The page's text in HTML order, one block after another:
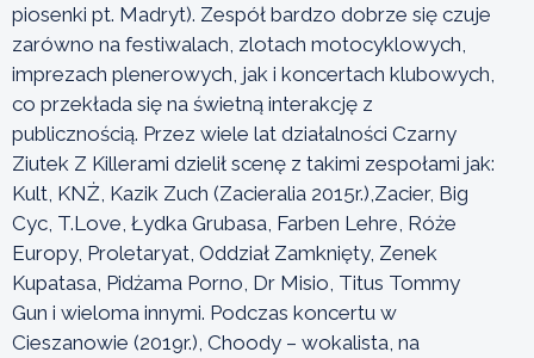
piosenki pt. Madryt). Zespół bardzo dobrze się czuje
zarówno na festiwalach, zlotach motocyklowych,
imprezach plenerowych, jak i koncertach klubowych,
co przekłada się na świetną interakcję z
publicznością. Przez wiele lat działalności Czarny
Ziutek Z Killerami dzielił scenę z takimi zespołami jak:
Kult, KNŻ, Kazik Zuch (Zacieralia 2015r.),Zacier, Big
Cyc, T.Love, Łydka Grubasa, Farben Lehre, Róże
Europy, Proletaryat, Oddział Zamknięty, Zenek
Kupatasa, Pidżama Porno, Dr Misio, Titus Tommy
Gun i wieloma innymi. Podczas koncertu w
Cieszanowie (2019r.), Choody – wokalista, na